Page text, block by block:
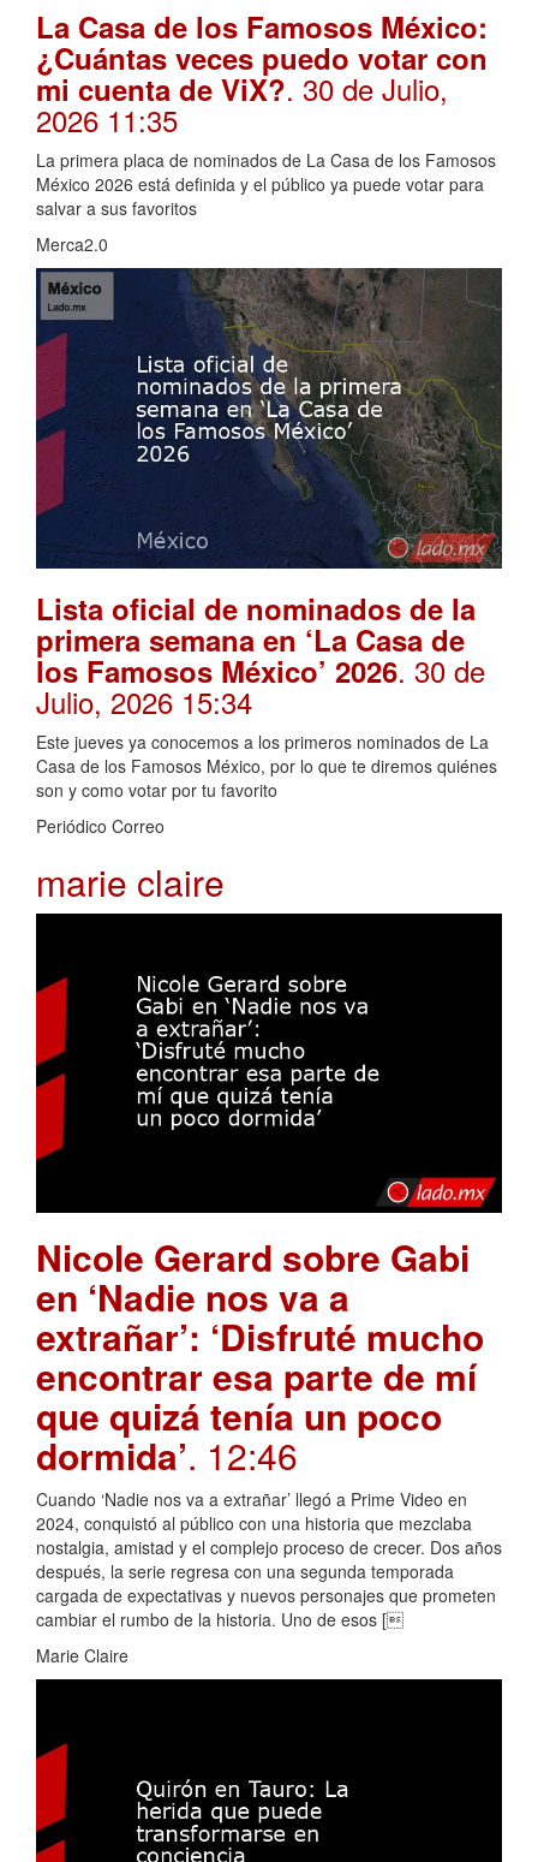
La Casa de los Famosos México:
¿Cuántas veces puedo votar con
mi cuenta de ViX?. 30 de Julio,
2026 11:35
La primera placa de nominados de La Casa de los Famosos
México 2026 está definida y el público ya puede votar para
salvar a sus favoritos
Merca2.0
Lista oficial de nominados de la
primera semana en ‘La Casa de
los Famosos México’ 2026. 30 de
Julio, 2026 15:34
Este jueves ya conocemos a los primeros nominados de La
Casa de los Famosos México, por lo que te diremos quiénes
son y como votar por tu favorito
Periódico Correo
marie claire
Nicole Gerard sobre Gabi
en ‘Nadie nos va a
extrañar’: ‘Disfruté mucho
encontrar esa parte de mí
que quizá tenía un poco
dormida’. 12:46
Cuando ‘Nadie nos va a extrañar’ llegó a Prime Video en
2024, conquistó al público con una historia que mezclaba
nostalgia, amistad y el complejo proceso de crecer. Dos años
después, la serie regresa con una segunda temporada
cargada de expectativas y nuevos personajes que prometen
cambiar el rumbo de la historia. Uno de esos [
Marie Claire